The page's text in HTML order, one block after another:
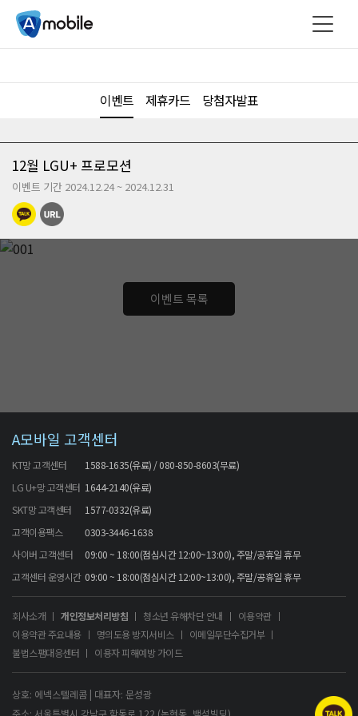
이벤트 제휴카드 당첨자발표
12월 LGU+ 프로모션
이벤트 기간 2024.12.24 ~ 2024.12.31
이벤트 목록
A모바일 고객센터
KT망 고객센터
1588-1635(유료) / 080-850-8603(무료)
LG U+망 고객센터 1644-2140(유료)
SKT망 고객센터
1577-0332(유료)
고객이용팩스
0303-3446-1638
사이버 고객센터
09:00 ~ 18:00(점심시간 12:00~13:00), 주말/공휴일 휴무
고객센터 운영시간 09:00 ~ 18:00(점심시간 12:00~13:00), 주말/공휴일 휴무
회사소개 개인정보처리방침 청소년 유해차단 안내
이용약관
이용약관 주요내용
명의도용 방지서비스
이메일무단수집거부
불법스팸대응센터
이용자 피해예방 가이드
상호: 에넥스텔레콤 | 대표자: 문성광
주소: 서울특별시 강남구 학동로 122 (논현동, 백석빌딩)